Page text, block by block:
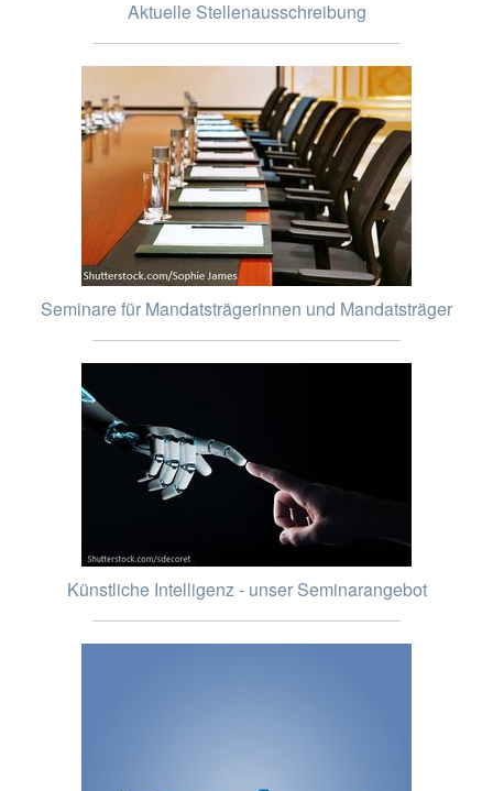
Aktuelle Stellenausschreibung
Seminare für Mandatsträgerinnen und Mandatsträger
Künstliche Intelligenz - unser Seminarangebot